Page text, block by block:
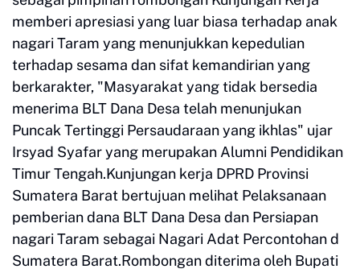
memberi apresiasi yang luar biasa terhadap anak
nagari Taram yang menunjukkan kepedulian
terhadap sesama dan sifat kemandirian yang
berkarakter, "Masyarakat yang tidak bersedia
menerima BLT Dana Desa telah menunjukan
Puncak Tertinggi Persaudaraan yang ikhlas" ujar
Irsyad Syafar yang merupakan Alumni Pendidikan
Timur Tengah.Kunjungan kerja DPRD Provinsi
Sumatera Barat bertujuan melihat Pelaksanaan
pemberian dana BLT Dana Desa dan Persiapan
nagari Taram sebagai Nagari Adat Percontohan d
Sumatera Barat.Rombongan diterima oleh Bupati